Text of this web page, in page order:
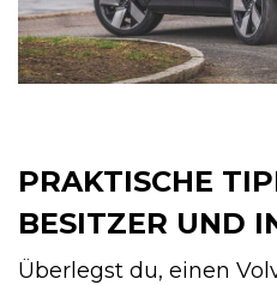
PRAKTISCHE
BESITZER UND
Überlegst du, einen